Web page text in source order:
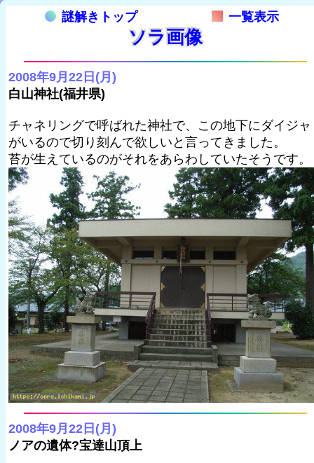
謎解きトップ 一覧表示
ソラ画像
2008年9月22日(月)
白山神社(福井県)
チャネリングで呼ばれた神社で、この地下にダイジャ
がいるので切り刻んで欲しいと言ってきました。
苔が生えているのがそれをあらわしていたそうです。
2008年9月22日(月)
ノアの遺体?宝達山頂上